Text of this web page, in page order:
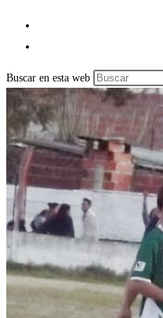
Buscar en esta web